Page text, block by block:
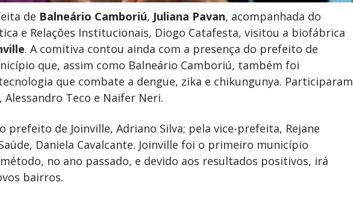
de Balneário Camboriú, Juliana Pavan, acompanhada do
e Relações Institucionais, Diogo Catafesta, visitou a biofábrica
. A comitiva contou ainda com a presença do prefeito de
que, assim como Balneário Camboriú, também foi
que combate a dengue, zika e chikungunya. Participaram
Teco e Naifer Neri.
de Joinville, Adriano Silva; pela vice-prefeita, Rejane
Daniela Cavalcante. Joinville foi o primeiro município
no ano passado, e devido aos resultados positivos, irá
bairros.